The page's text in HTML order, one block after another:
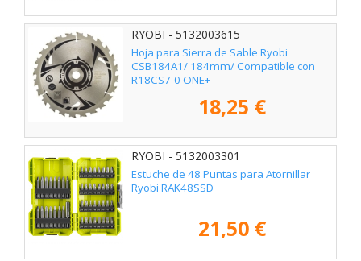
RYOBI - 5132003615
Hoja para Sierra de Sable Ryobi
CSB184A1/ 184mm/ Compatible con
R18CS7-0 ONE+
18,25 €
RYOBI - 5132003301
Estuche de 48 Puntas para Atornillar
Ryobi RAK48SSD
21,50 €